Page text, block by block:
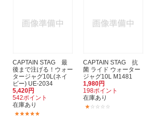
CAPTAIN STAG 最
後まで注げる！ウォー
タージャグ10L(ネイ
ビー) UE-2034
5,420円
542ポイント
在庫あり
CAPTAIN STAG 抗
菌 ライド ウォーター
ジャグ10L M1481
1,980円
198ポイント
在庫あり